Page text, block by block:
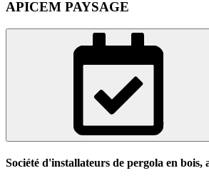
APICEM PAYSAGE
Société d'installateurs de pergola en bois,